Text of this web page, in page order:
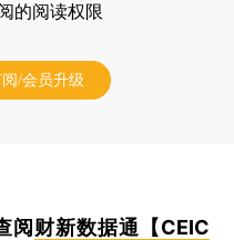
的阅读权限
/会员升级
阅财新数据通【CEIC